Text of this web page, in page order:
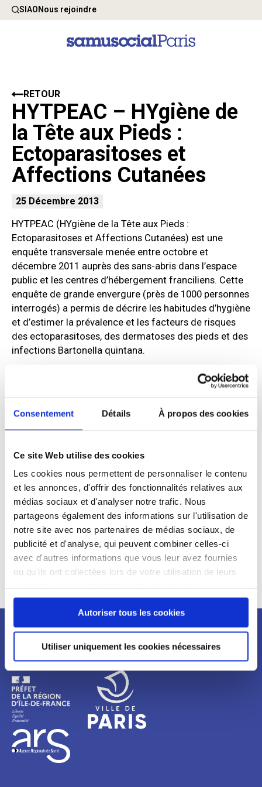
Consentement Détails À propos des cookies
Ce site Web utilise des cookies
Les cookies nous permettent de personnaliser le contenu
et les annonces, d'offrir des fonctionnalités relatives aux
médias sociaux et d'analyser notre trafic. Nous
partageons également des informations sur l'utilisation de
notre site avec nos partenaires de médias sociaux, de
publicité et d'analyse, qui peuvent combiner celles-ci
avec d'autres informations que vous leur avez fournies
ou qu'ils ont collectées lors de votre utilisation de leurs
continuez à utiliser notre site Web.
Autoriser tous les cookies
Utiliser uniquement les cookies nécessaires
SIAONous rejoindre
HYTPEAC – HYgiène de
la Tête aux Pieds :
Ectoparasitoses et
Affections Cutanées
RETOUR
25 Décembre 2013
HYTPEAC (HYgiène de la Tête aux Pieds :
Ectoparasitoses et Affections Cutanées) est une
enquête transversale menée entre octobre et
décembre 2011 auprès des sans-abris dans l’espace
public et les centres d’hébergement franciliens. Cette
enquête de grande envergure (près de 1000 personnes
interrogés) a permis de décrire les habitudes d’hygiène
et d’estimer la prévalence et les facteurs de risques
des ectoparasitoses, des dermatoses des pieds et des
infections Bartonella quintana.
Ectoparasitoses et Affections Cutanées) is a cross-
December 2011 among homeless people in public
spaces and shelters in the Ile-de-France region. This
described the hygiene behaviour and estimated the
prevalence and associated risk factors for
ectoparasitosis, foot dermatitis and Bartonella
quintana infections.
Télécharger le rapport
Newsletter